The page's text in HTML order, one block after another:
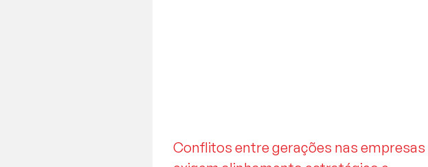
Conflitos entre gerações nas empresas